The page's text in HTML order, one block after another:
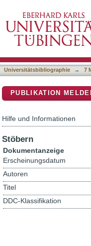
caregivers of
Universitätsbibliographie → 7
PUBLIKATION
Hilfe und Informationen
Stöbern
Dokumentanzeige
Erscheinungsdatum
Autoren
Titel
DDC-Klassifikation